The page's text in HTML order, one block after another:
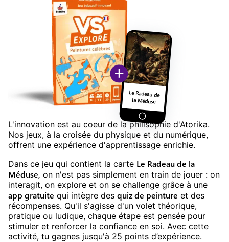
L'innovation est au coeur de la philisophie d'Atorika.
Nos jeux, à la croisée du physique et du numérique,
offrent une expérience d'apprentissage enrichie.
Dans ce jeu qui contient la carte Le Radeau de la
Méduse, on n'est pas simplement en train de jouer : on
interagit, on explore et on se challenge grâce à une
app gratuite qui intègre des quizde peinture et des
récompenses. Qu'il s'agisse d'un volet théorique,
pratique ou ludique, chaque étape est pensée pour
stimuler et renforcer la confiance en soi. Avec cette
activité, tu gagnes jusqu'à 25 points d’expérience.
Le Radeau de
la Méduse
+